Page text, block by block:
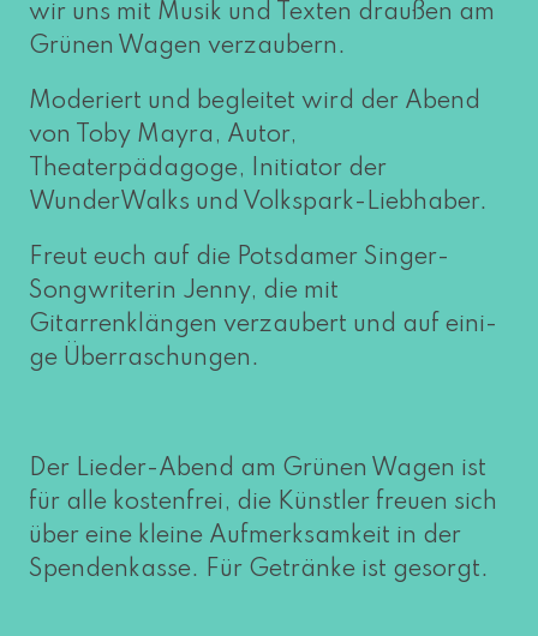
wir uns mit Musik und Texten drau­ßen am
Grünen Wagen verzaubern.
Moderiert und beglei­tet wird der Abend
von Toby Mayra, Autor,
Theaterpädagoge, Initiator der
WunderWalks und Volkspark-Liebhaber.
Freut euch auf die Potsdamer Singer-
Songwriterin Jenny, die mit
Gitarrenklängen ver­zau­bert und auf eini­
ge Überraschungen.
Der Lieder-Abend am Grünen Wagen ist
für alle kos­ten­frei, die Künstler freu­en sich
über eine klei­ne Aufmerksamkeit in der
Spendenkasse. Für Getränke ist gesorgt.